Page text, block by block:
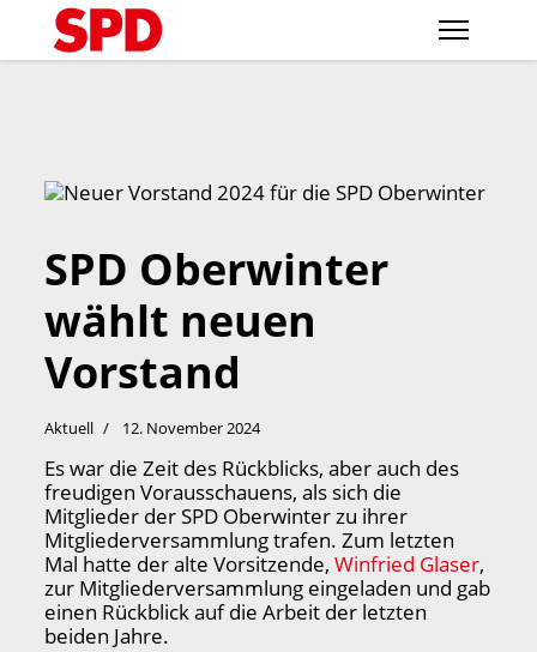
SPD Oberwinter
wählt neuen
Vorstand
Aktuell 12. November 2024
Es war die Zeit des Rückblicks, aber auch des
freudigen Vorausschauens, als sich die
Mitglieder der SPD Oberwinter zu ihrer
Mitgliederversammlung trafen. Zum letzten
Mal hatte der alte Vorsitzende,Winfried Glaser,
zur Mitgliederversammlung eingeladen und gab
einen Rückblick auf die Arbeit der letzten
beiden Jahre.